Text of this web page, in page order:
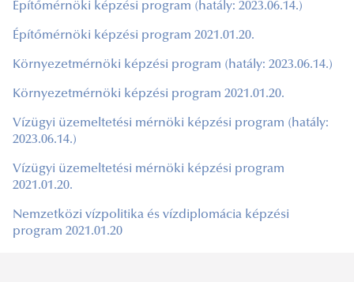
Építőmérnöki képzési program (hatály: 2023.06.14.)
Építőmérnöki képzési program 2021.01.20.
Környezetmérnöki képzési program (hatály: 2023.06.14.)
Környezetmérnöki képzési program 2021.01.20.
Vízügyi üzemeltetési mérnöki képzési program (hatály:
2023.06.14.)
Vízügyi üzemeltetési mérnöki képzési program
2021.01.20.
Nemzetközi vízpolitika és vízdiplomácia képzési
program 2021.01.20